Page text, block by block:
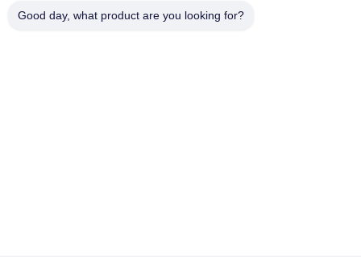
Good day, what product are you looking for?